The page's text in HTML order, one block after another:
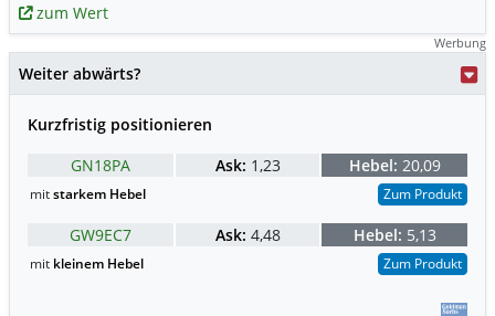
zum Wert
Werbung
Weiter abwärts?
Kurzfristig positionieren
GN18PA
Ask: 1,23 Hebel: 20,09
mitstarkem Hebel Zum Produkt
GW9EC7 Ask: 4,48 Hebel: 5,13
mit kleinem Hebel Zum Produkt